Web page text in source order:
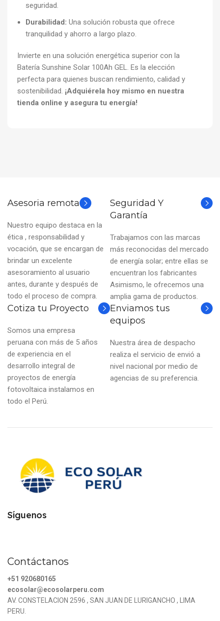
seguridad.
Durabilidad: Una solución robusta que ofrece
tranquilidad y ahorro a largo plazo.
Invierte en una solución energética superior con la
Batería Sunshine Solar 100Ah GEL. Es la elección
perfecta para quienes buscan rendimiento, calidad y
sostenibilidad. ¡Adquiérela hoy mismo en nuestra
tienda online y asegura tu energía!
Asesoria remota
Nuestro equipo destaca en la
ética , responsabilidad y
vocación, que se encargan de
brindar un excelente
asesoramiento al usuario
antes, durante y después de
todo el proceso de compra.
Seguridad Y
Garantía
Trabajamos con las marcas
más reconocidas del mercado
de energía solar; entre ellas se
encuentran los fabricantes
Asimismo, le ofrecemos una
amplia gama de productos.
Cotiza tu Proyecto
Somos una empresa
peruana con más de 5 años
de experiencia en el
desarrollo integral de
proyectos de energía
fotovoltaica instalamos en
todo el Perú.
Enviamos tus
equipos
Nuestra área de despacho
realiza el servicio de envió a
nivel nacional por medio de
agencias de su preferencia.
Síguenos
Contáctanos
+51 920680165
ecosolar@ecosolarperu.com
AV. CONSTELACION 2596 , SAN JUAN DE LURIGANCHO , LIMA
PERU.